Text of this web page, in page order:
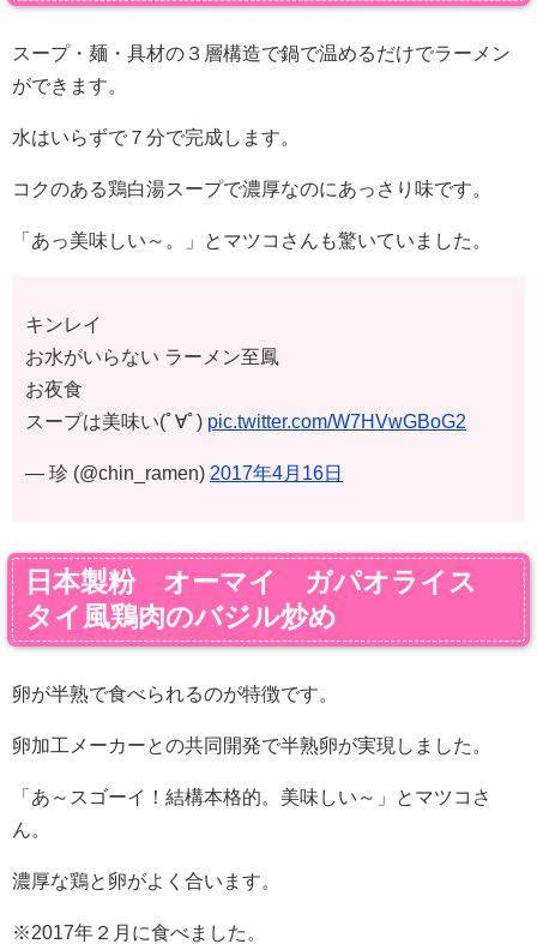
スープ・麺・具材の３層構造で鍋で温めるだけでラーメン
ができます。
水はいらずで７分で完成します。
コクのある鶏白湯スープで濃厚なのにあっさり味です。
「あっ美味しい～。」とマツコさんも驚いていました。
キンレイ
お水がいらない ラーメン至鳳
お夜食
スープは美味い(ﾟ∀ﾟ) pic.twitter.com/W7HVwGBoG2
— 珍 (@chin_ramen) 2017年4月16日
日本製粉 オーマイ ガパオライス
タイ風鶏肉のバジル炒め
卵が半熟で食べられるのが特徴です。
卵加工メーカーとの共同開発で半熟卵が実現しました。
「あ～スゴーイ！結構本格的。美味しい～」とマツコさ
ん。
濃厚な鶏と卵がよく合います。
※2017年２月に食べました。